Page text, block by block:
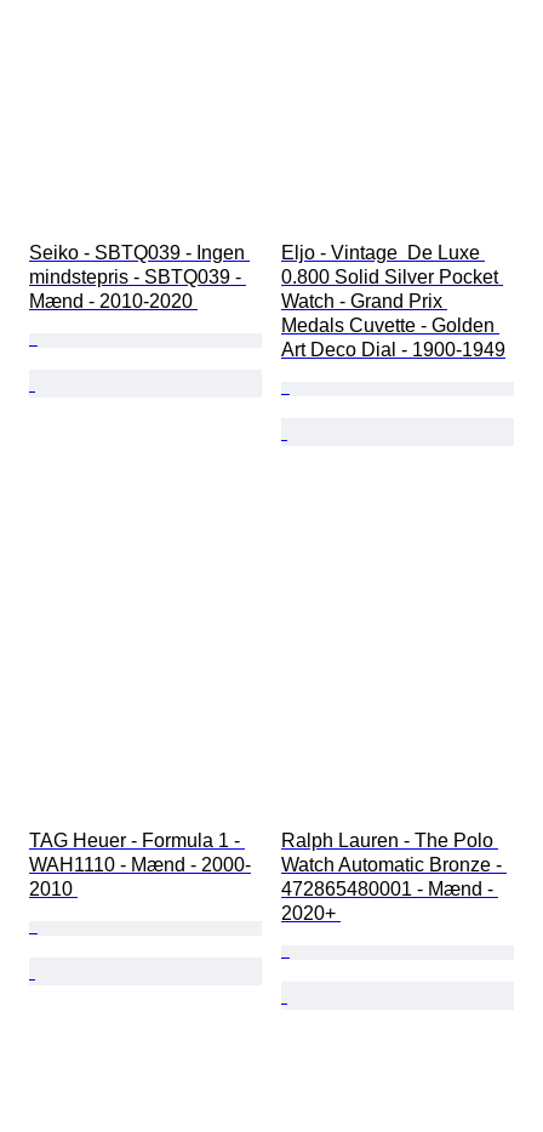
Seiko - SBTQ039 - Ingen
mindstepris - SBTQ039 -
Mænd - 2010-2020
Eljo - Vintage  De Luxe
0.800 Solid Silver Pocket
Watch - Grand Prix
Medals Cuvette - Golden
Art Deco Dial - 1900-1949
TAG Heuer - Formula 1 -
WAH1110 - Mænd - 2000-
2010
Ralph Lauren - The Polo
Watch Automatic Bronze -
472865480001 - Mænd -
2020+